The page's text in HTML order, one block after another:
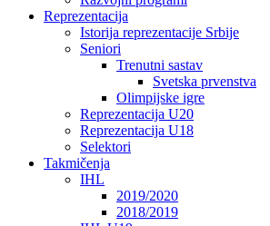
Reprezentacija
Istorija reprezentacije Srbije
Seniori
Trenutni sastav
Svetska prvenstva
Olimpijske igre
Reprezentacija U20
Reprezentacija U18
Selektori
Takmičenja
IHL
2019/2020
2018/2019